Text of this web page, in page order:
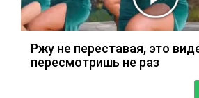
Ржу не переставая, это
пересмотришь не раз